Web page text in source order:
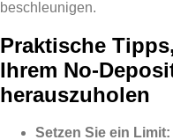
beschleunigen.
Praktische
Ihrem
herauszuholen
Setzen Sie ein Limit: